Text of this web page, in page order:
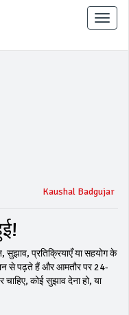
टॉगल
से
Kaushal Badgujar
प्रतिक्रियाएँ या सहयोग के
से पढ़ते हैं और आमतौर पर 24-
कोई सुझाव देना हो, या